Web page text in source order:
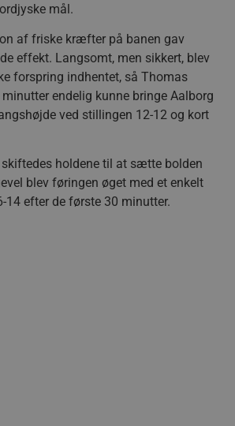
mål.
af friske kræfter på banen gav
effekt. Langsomt, men sikkert, blev
forspring indhentet, så Thomas
endelig kunne bringe Aalborg
ved stillingen 12-12 og kort
skiftedes holdene til at sætte bolden
blev føringen øget med et enkelt
14 efter de første 30 minutter.